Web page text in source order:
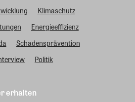
Klimaschutz
Energieeffizienz
Schadensprävention
Politik
erhalten